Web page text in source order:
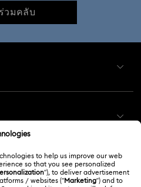
ระดับตกแต่งและชิ้นงานตั้งโชว์
และของขวัญแต่งบ้าน
ประดับตกแต่งธีมขนมปังขิง
วมคลับ